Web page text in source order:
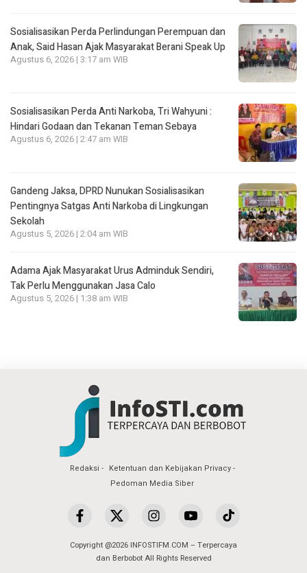
Sosialisasikan Perda Perlindungan Perempuan dan
Anak, Said Hasan Ajak Masyarakat Berani Speak Up
Agustus 6, 2026 | 3:17 am WIB
Sosialisasikan Perda Anti Narkoba, Tri Wahyuni :
Hindari Godaan dan Tekanan Teman Sebaya
Agustus 6, 2026 | 2:47 am WIB
Gandeng Jaksa, DPRD Nunukan Sosialisasikan
Pentingnya Satgas Anti Narkoba di Lingkungan
Sekolah
Agustus 5, 2026 | 2:04 am WIB
Adama Ajak Masyarakat Urus Adminduk Sendiri,
Tak Perlu Menggunakan Jasa Calo
Agustus 5, 2026 | 1:38 am WIB
Redaksi
Ketentuan dan Kebijakan Privacy
Pedoman Media Siber
Copyright @2026 INFOSTIFM.COM – Terpercaya
dan Berbobot All Rights Reserved